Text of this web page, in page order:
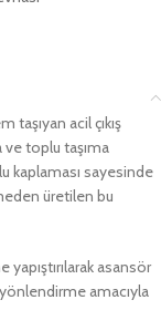
acil çıkış
ve toplu taşıma
kaplaması sayesinde
üretilen bu
yapıştırılarak asansör
amacıyla